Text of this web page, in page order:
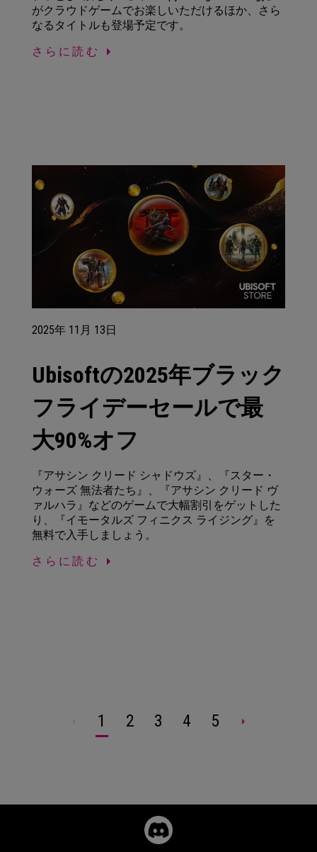
がクラウドゲームでお楽しいただけるほか、さら
なるタイトルも登場予定です。
さらに読む
2025年 11月 13日
Ubisoftの2025年ブラック
フライデーセールで最
大90%オフ
『アサシン クリード シャドウズ』、『スター・
ウォーズ 無法者たち』、『アサシン クリード ヴ
ァルハラ』などのゲームで大幅割引をゲットした
り、『イモータルズ フィニクス ライジング』を
無料で入手しましょう。
さらに読む
1 2 3 4 5